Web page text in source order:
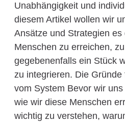
Unabhängigkeit und
diesem Artikel wollen wir
Ansätze und Strategien es
Menschen zu erreichen,
gegebenenfalls ein Stück
zu integrieren. Die Gründe
vom System Bevor wir
wie wir diese Menschen
wichtig zu verstehen,